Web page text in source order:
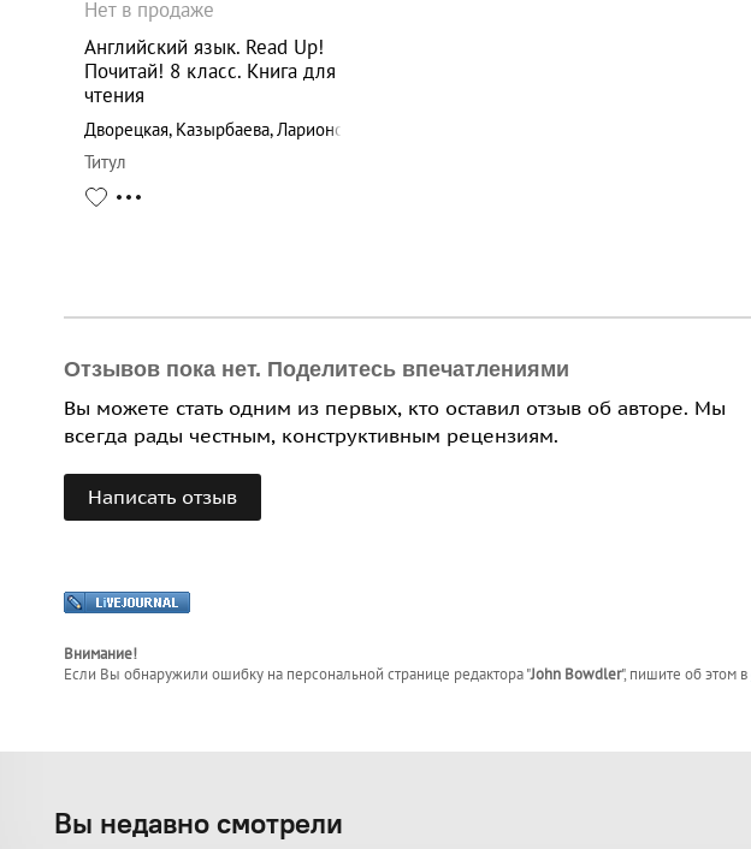
Нет в продаже
Английский язык. Read Up!
Почитай! 8 класс. Книга для
чтения
Дворецкая, Казырбаева,Ларионова
Титул
Отзывов пока нет. Поделитесь впечатлениями
Вы можете стать одним из первых, кто оставил отзыв об авторе. Мы
всегда рады честным, конструктивным рецензиям.
Написать отзыв
Внимание!
Если Вы обнаружили ошибку на персональной странице редактора "John Bowdler", пишите об этом в
Вы недавно смотрели